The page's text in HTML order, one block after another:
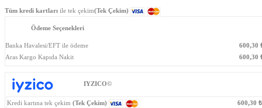
Tüm kredi kartları ile tek çekim(Tek Çekim)
Ödeme Seçenekleri
Banka Havalesi/EFT ile ödeme 600,30
Aras Kargo Kapıda Nakit
600,30
IYZICO©
Kredi kartına tek çekim (Tek Çekim) 600,30 ₺